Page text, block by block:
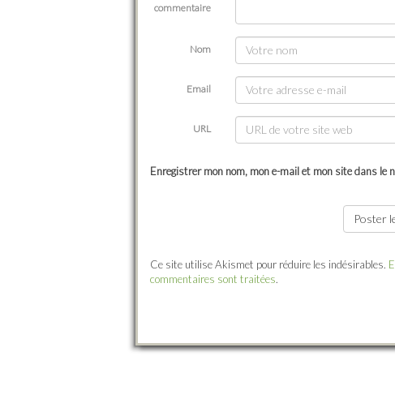
commentaire
Nom
Email
URL
Enregistrer mon nom, mon e-mail et mon site dans le
Ce site utilise Akismet pour réduire les indésirables.
commentaires sont traitées.